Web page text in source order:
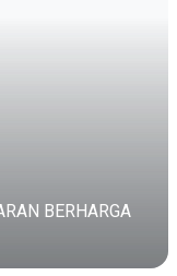
BERHARGA